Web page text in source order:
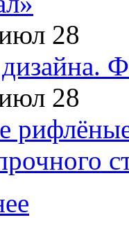
28
28